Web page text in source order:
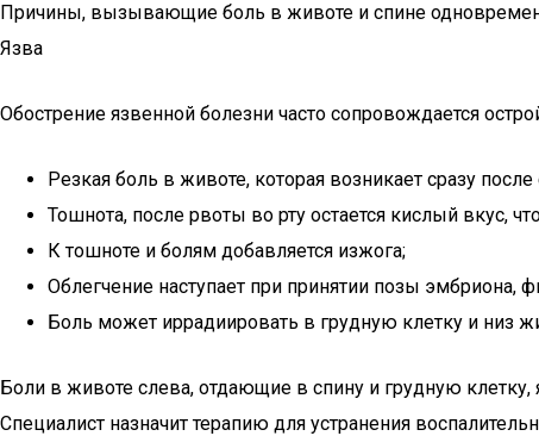
Причины, вызывающие боль в животе и спине
Язва
Обострение язвенной болезни часто сопровождается
Резкая боль в животе, которая возникает сразу
Тошнота, после рвоты во рту остается кислый вкус,
К тошноте и болям добавляется изжога;
Облегчение наступает при принятии позы эмбриона,
Боль может иррадиировать в грудную клетку и низ
Боли в животе слева, отдающие в спину и грудную
Специалист назначит терапию для устранения